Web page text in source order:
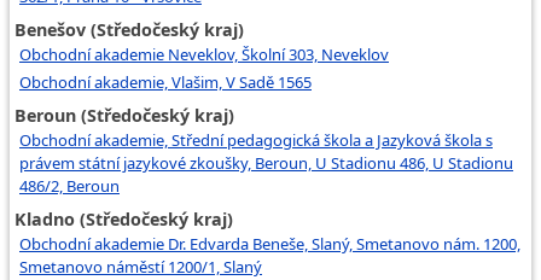
Benešov (Středočeský kraj)
Obchodní akademie Neveklov, Školní 303, Neveklov
Obchodní akademie, Vlašim, V Sadě 1565
Beroun (Středočeský kraj)
Obchodní akademie, Střední pedagogická škola a Jazyková škola s
právem státní jazykové zkoušky, Beroun, U Stadionu 486, U Stadionu
486/2, Beroun
Kladno (Středočeský kraj)
Obchodní akademie Dr. Edvarda Beneše, Slaný, Smetanovo nám. 1200,
Smetanovo náměstí 1200/1, Slaný